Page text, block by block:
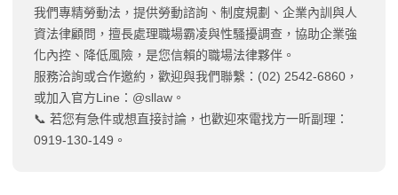
我們專精勞動法，提供勞動諮詢、制度規劃、企業內訓與人
資法律顧問，擅長處理職場霸凌與性騷擾調查，協助企業強
化內控、降低風險，是您信賴的職場法律夥伴。
服務洽詢或合作邀約，歡迎與我們聯繫：(02) 2542-6860，
或加入官方Line：@sllaw。
📞 若您有急件或想直接討論，也歡迎來電找方一昕副理：
0919-130-149。